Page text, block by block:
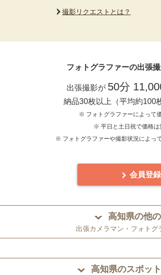
撮影リクエストとは？
フォトグラファーの出張
出張撮影が 50分
納品30枚以上（平均約100
※ フォトグラファーによって
※ 平日と土日祝で価格は
※ フォトグラファーや撮影状況によっ
会員登録
高知県の他
出張カメラマン・フォトグ
高知県のスポット